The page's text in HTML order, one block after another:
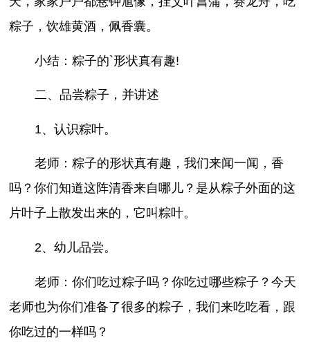
粽子，饮雄黄酒，佩香囊。
小结：粽子的`形状真有趣!
二、品尝粽子，并讲述
1、认识粽叶。
老师：粽子的形状真有趣，我们来闻一闻，香
吗？你们知道这阵清香来自哪儿？是从粽子外面的这
片叶子上散发出来的，它叫粽叶。
2、幼儿品尝。
老师：你们吃过粽子吗？你吃过哪些粽子？今天
老师也为你们准备了很多的粽子，我们来吃吃看，跟
你吃过的一样吗？